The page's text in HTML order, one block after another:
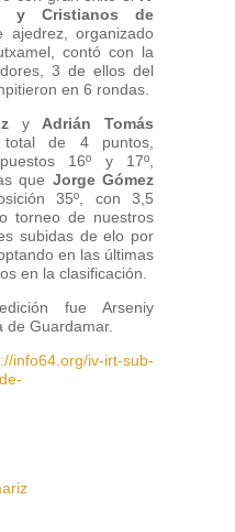
y Cristianos de
ajedrez, organizado
contó con la
3 de ellos del
en 6 rondas.
y Adrián Tomás
de 4 puntos,
16º y 17º,
que Jorge Gómez
35º, con 3,5
torneo de nuestros
subidas de elo por
en las últimas
en la clasificación.
fue Arseniy
de Guardamar.
info64.org/iv-irt-sub-